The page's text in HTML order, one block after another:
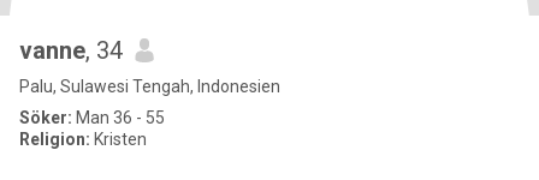
vanne, 34
Palu, Sulawesi Tengah, Indonesien
Söker: Man 36 - 55
Religion: Kristen